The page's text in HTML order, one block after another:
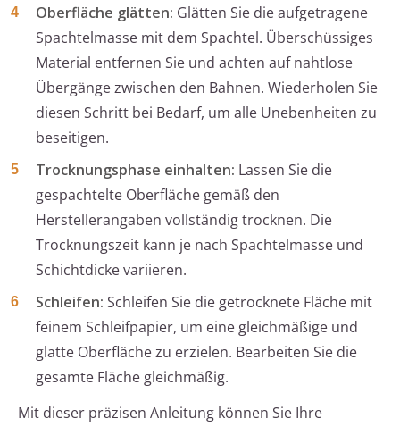
Oberfläche glätten: Glätten Sie die aufgetragene
Spachtelmasse mit dem Spachtel. Überschüssiges
Material entfernen Sie und achten auf nahtlose
Übergänge zwischen den Bahnen. Wiederholen Sie
diesen Schritt bei Bedarf, um alle Unebenheiten zu
beseitigen.
Trocknungsphase einhalten: Lassen Sie die
gespachtelte Oberfläche gemäß den
Herstellerangaben vollständig trocknen. Die
Trocknungszeit kann je nach Spachtelmasse und
Schichtdicke variieren.
Schleifen: Schleifen Sie die getrocknete Fläche mit
feinem Schleifpapier, um eine gleichmäßige und
glatte Oberfläche zu erzielen. Bearbeiten Sie die
gesamte Fläche gleichmäßig.
Mit dieser präzisen Anleitung können Sie Ihre